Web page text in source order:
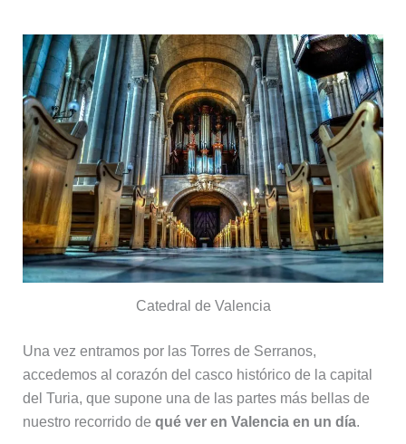
Catedral de Valencia
Una vez entramos por las Torres de Serranos,
accedemos al corazón del casco histórico de la capital
del Turia, que supone una de las partes más bellas de
nuestro recorrido de qué ver en Valencia en un día.